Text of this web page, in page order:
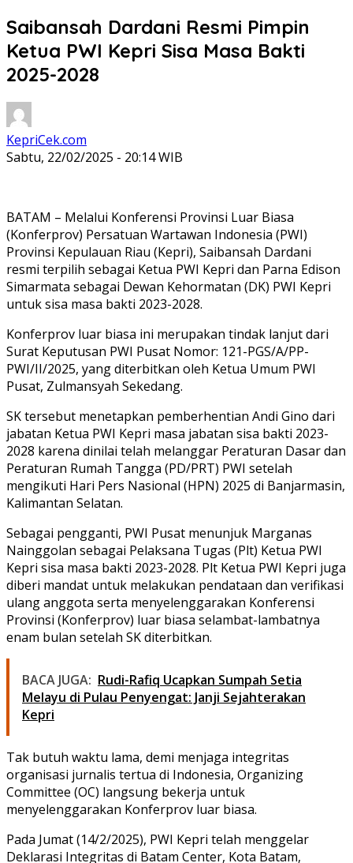
Saibansah Dardani Resmi Pimpin
Ketua PWI Kepri Sisa Masa Bakti
2025-2028
KepriCek.com
Sabtu, 22/02/2025 - 20:14 WIB
BATAM – Melalui Konferensi Provinsi Luar Biasa
(Konferprov) Persatuan Wartawan Indonesia (PWI)
Provinsi Kepulauan Riau (Kepri), Saibansah Dardani
resmi terpilih sebagai Ketua PWI Kepri dan Parna Edison
Simarmata sebagai Dewan Kehormatan (DK) PWI Kepri
untuk sisa masa bakti 2023-2028.
Konferprov luar biasa ini merupakan tindak lanjut dari
Surat Keputusan PWI Pusat Nomor: 121-PGS/A/PP-
PWI/II/2025, yang diterbitkan oleh Ketua Umum PWI
Pusat, Zulmansyah Sekedang.
SK tersebut menetapkan pemberhentian Andi Gino dari
jabatan Ketua PWI Kepri masa jabatan sisa bakti 2023-
2028 karena dinilai telah melanggar Peraturan Dasar dan
Peraturan Rumah Tangga (PD/PRT) PWI setelah
mengikuti Hari Pers Nasional (HPN) 2025 di Banjarmasin,
Kalimantan Selatan.
Sebagai pengganti, PWI Pusat menunjuk Marganas
Nainggolan sebagai Pelaksana Tugas (Plt) Ketua PWI
Kepri sisa masa bakti 2023-2028. Plt Ketua PWI Kepri juga
diberi mandat untuk melakukan pendataan dan verifikasi
ulang anggota serta menyelenggarakan Konferensi
Provinsi (Konferprov) luar biasa selambat-lambatnya
enam bulan setelah SK diterbitkan.
BACA JUGA: Rudi-Rafiq Ucapkan Sumpah Setia
Melayu di Pulau Penyengat: Janji Sejahterakan
Kepri
Tak butuh waktu lama, demi menjaga integritas
organisasi jurnalis tertua di Indonesia, Organizing
Committee (OC) langsung bekerja untuk
menyelenggarakan Konferprov luar biasa.
Pada Jumat (14/2/2025), PWI Kepri telah menggelar
Deklarasi Integritas di Batam Center, Kota Batam,